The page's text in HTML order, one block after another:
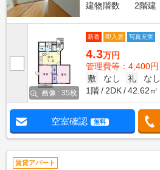
建物階数
2階建
画像 : 35枚
新着 即入居 写真充実
4.3万円
管理費等：4,400円
敷
なし 礼
なし
1階
2DK 42.62㎡
空室確認 無料
賃貸アパート